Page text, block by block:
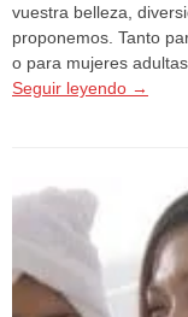
vuestra belleza,
proponemos. Tanto
o para mujeres
Seguir leyendo →